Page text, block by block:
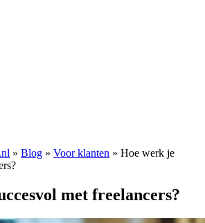
» Blog » Voor klanten » Hoe werk je
met freelancers?